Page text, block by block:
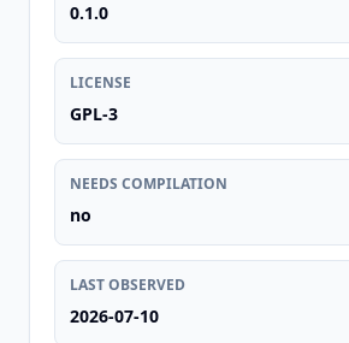
0.1.0
LICENSE
GPL-3
NEEDS COMPILATION
no
LAST OBSERVED
2026-07-10